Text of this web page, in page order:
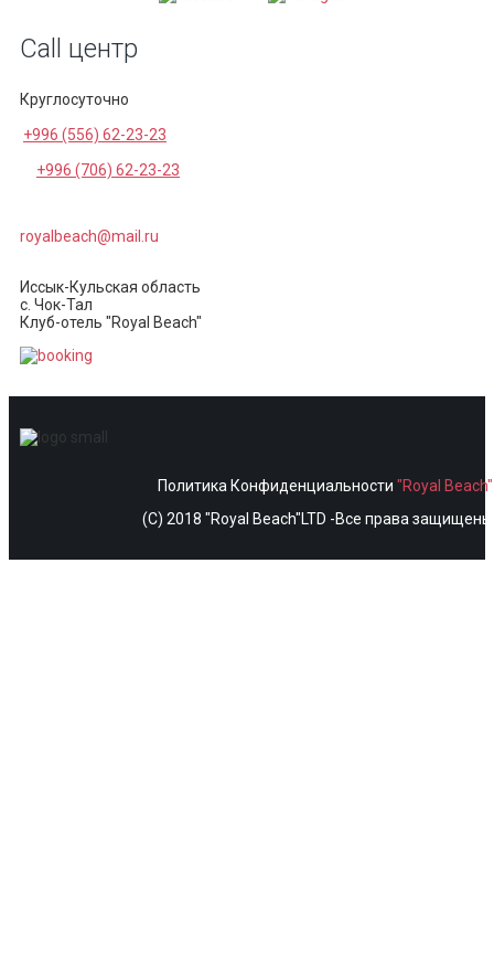
Call центр
Круглосуточно
+996 (556) 62-23-23
+996 (706) 62-23-23
royalbeach@mail.ru
Иссык-Кульская область
с. Чок-Тал
Клуб-отель "Royal Beach"
Политика Конфиденциальности "Royal
(C) 2018 "Royal Beach"LTD -Все права